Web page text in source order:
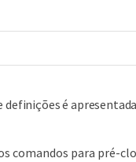
definições é
comandos para pré-